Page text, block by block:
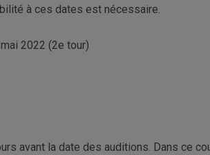
à ces dates est nécessaire.
2022 (2e tour)
avant la date des auditions. Dans ce